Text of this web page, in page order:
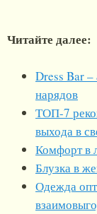
Читайте далее:
Dress Bar
нарядов
ТОП-7
выхода в
Комфорт в
Блузка в
Одежда